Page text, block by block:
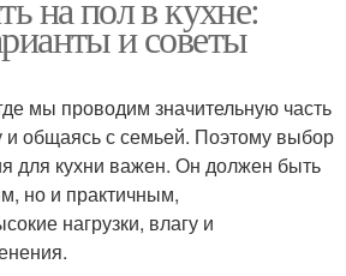
и советы
мы проводим значительную часть
и общаясь с семьей. Поэтому выбор
для кухни важен. Он должен быть
но и практичным,
нагрузки, влагу и